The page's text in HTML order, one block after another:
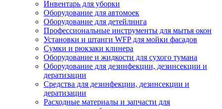
Инвентарь для уборки
Оборудование для автомоек
Оборудование для детейлинга
Профессиональные инструменты для мытья окон
Установки и штанги WFP для мойки фасадов
Сумки и рюкзаки клинера
Оборудование и жидкости для сухого тумана
Оборудование для дезинфекции, дезинсекции и
дератизации
Средства для дезинфекции, дезинсекции и
дератизации
Расходные материалы и запчасти для